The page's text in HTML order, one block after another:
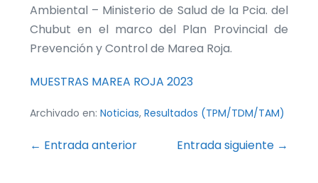
Ambiental – Ministerio de Salud de la Pcia. del
Chubut en el marco del Plan Provincial de
Prevención y Control de Marea Roja.
MUESTRAS MAREA ROJA 2023
Archivado en: Noticias, Resultados (TPM/TDM/TAM)
Navegación
← Entrada anterior Entrada siguiente →